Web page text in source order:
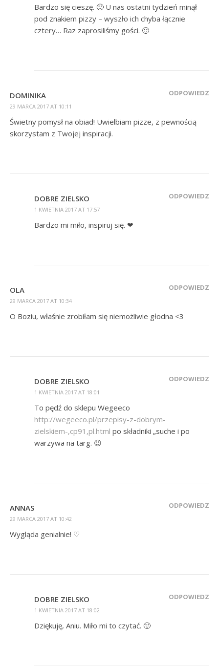
Bardzo się cieszę. 🙂 U nas ostatni tydzień minął
pod znakiem pizzy – wyszło ich chyba łącznie
cztery… Raz zaprosiliśmy gości. 🙂
DOMINIKA
29 MARCA 2017 AT 10:11
ODPOWIEDZ
Świetny pomysł na obiad! Uwielbiam pizze, z pewnością
skorzystam z Twojej inspiracji.
DOBRE ZIELSKO
1 KWIETNIA 2017 AT 17:57
ODPOWIEDZ
Bardzo mi miło, inspiruj się. ❤
OLA
29 MARCA 2017 AT 10:34
ODPOWIEDZ
O Boziu, właśnie zrobiłam się niemożliwie głodna <3
DOBRE ZIELSKO
1 KWIETNIA 2017 AT 18:01
ODPOWIEDZ
To pędź do sklepu Wegeeco
http://wegeeco.pl/przepisy-z-dobrym-
zielskiem-,cp91,pl.html po składniki „suche i po
warzywa na targ. 😉
ANNAS
29 MARCA 2017 AT 10:42
ODPOWIEDZ
Wygląda genialnie! ♡
DOBRE ZIELSKO
1 KWIETNIA 2017 AT 18:02
ODPOWIEDZ
Dziękuję, Aniu. Miło mi to czytać. 🙂